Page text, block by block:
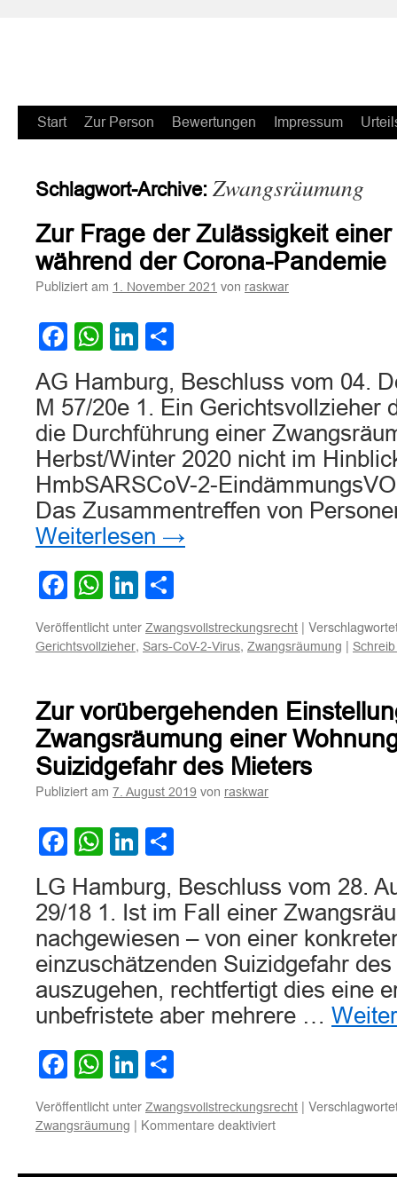
Zum
springen
Start Zur Person Bewertungen Impressum
Schlagwort-Archive: Zwangsräumung
Zur Frage der Zulässigkeit
während der Corona-Pandemie
Publiziert am 1. November 2021 von raskwar
Facebook
WhatsApp
LinkedIn
AG Hamburg, Beschluss vom 04.
M 57/20e 1. Ein Gerichtsvollzieher
die Durchführung einer
Herbst/Winter 2020 nicht im
HmbSARSCoV-2-
Das Zusammentreffen von
Weiterlesen →
Facebook
WhatsApp
LinkedIn
Veröffentlicht unter Zwangsvollstreckungsrecht |
Gerichtsvollzieher, Sars-CoV-2-Virus, Zwangsräumung |
Zur vorübergehenden
Zwangsräumung einer
Suizidgefahr des Mieters
Publiziert am 7. August 2019 von raskwar
Facebook
WhatsApp
LinkedIn
LG Hamburg, Beschluss vom 28.
29/18 1. Ist im Fall einer
nachgewiesen – von einer
einzuschätzenden Suizidgefahr
auszugehen, rechtfertigt dies eine
unbefristete aber mehrere …
Facebook
WhatsApp
LinkedIn
Veröffentlicht unter Zwangsvollstreckungsrecht |
Zwangsräumung | Kommentare deaktiviertfür
Einstellung